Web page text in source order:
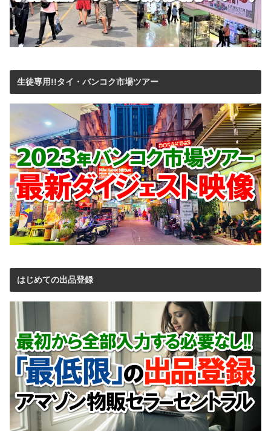
生徒専用!!タイ・バンコク市場ツアー
はじめての出品登録